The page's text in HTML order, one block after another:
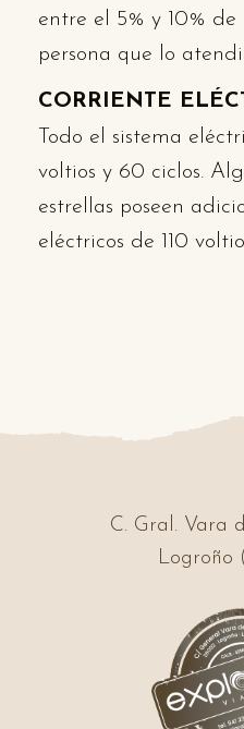
entre el 5% y 10%
persona que lo
CORRIENTE
Todo el sistema
voltios y 60 ciclos.
estrellas poseen
eléctricos de 110
C. Gral. Vara
Logroño